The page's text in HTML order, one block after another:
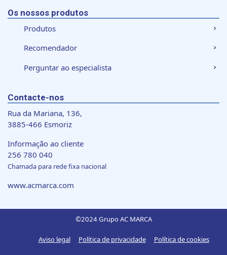
Os nossos produtos
Produtos
Recomendador
Perguntar ao especialista
Contacte-nos
Rua da Mariana, 136,
3885-466 Esmoriz
Informação ao cliente
256 780 040
Chamada para rede fixa nacional
www.acmarca.com
©2024 Grupo AC MARCA
Aviso legal Política de privacidade Política de cookies